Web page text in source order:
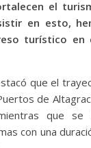
el
en esto,
turístico en
que el
de
que
con una